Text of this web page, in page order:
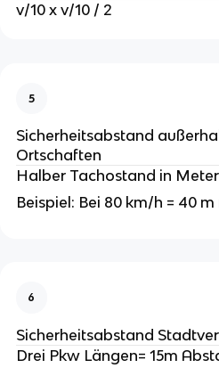
v/10 x v/10 / 2
5
Sicherheitsabstand
Ortschaften
Halber Tachostand in
Beispiel: Bei 80 km/h = 40
6
Sicherheitsabstand
Drei Pkw Längen= 15m